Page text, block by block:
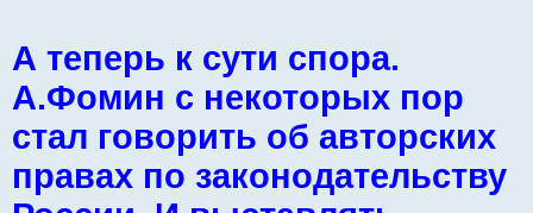
А теперь к сути спора.
А.Фомин с некоторых пор
стал говорить об авторских
правах по законодательству